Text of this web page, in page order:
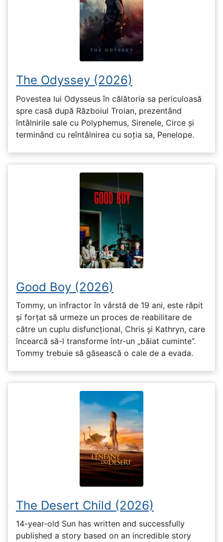
The Odyssey (2026)
Povestea lui Odysseus în călătoria sa periculoasă
spre casă după Războiul Troian, prezentând
întâlnirile sale cu Polyphemus, Sirenele, Circe și
terminând cu reîntâlnirea cu soția sa, Penelope.
Good Boy (2026)
Tommy, un infractor în vârstă de 19 ani, este răpit
și forțat să urmeze un proces de reabilitare de
către un cuplu disfuncțional, Chris și Kathryn, care
încearcă să-l transforme într-un „băiat cuminte”.
Tommy trebuie să găsească o cale de a evada.
The Desert Child (2026)
14-year-old Sun has written and successfully
published a story based on an incredible story